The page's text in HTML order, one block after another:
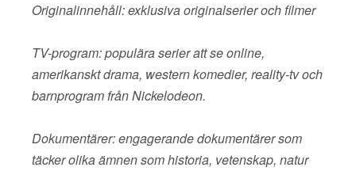
Originalinnehåll: exklusiva originalserier och filmer
TV-program: populära serier att se online,
amerikanskt drama, western komedier, reality-tv och
barnprogram från Nickelodeon.
Dokumentärer: engagerande dokumentärer som
täcker olika ämnen som historia, vetenskap, natur